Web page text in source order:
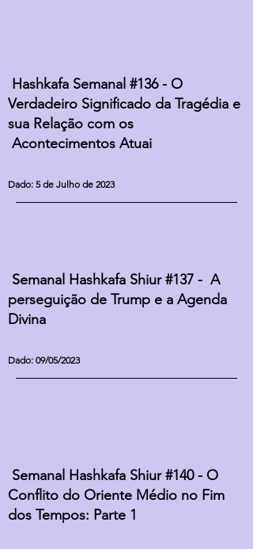
Hashkafa Semanal #136 - O
Verdadeiro Significado da Tragédia e
sua Relação com os
Acontecimentos Atuai
Dado: 5 de Julho de 2023
Semanal Hashkafa Shiur #137 - A
perseguição de Trump e a Agenda
Divina
Dado: 09/05/2023
Semanal Hashkafa Shiur #140 - O
Conflito do Oriente Médio no Fim
dos Tempos: Parte 1